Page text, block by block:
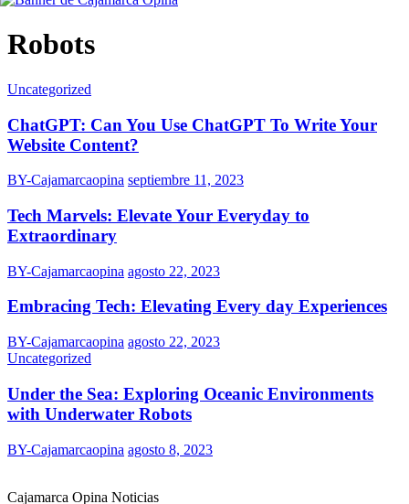
Robots
Uncategorized
ChatGPT: Can You Use ChatGPT To Write Your
Website Content?
BY-Cajamarcaopina septiembre 11, 2023
Tech Marvels: Elevate Your Everyday to
Extraordinary
BY-Cajamarcaopina agosto 22, 2023
Embracing Tech: Elevating Every day Experiences
BY-Cajamarcaopina agosto 22, 2023
Uncategorized
Under the Sea: Exploring Oceanic Environments
with Underwater Robots
BY-Cajamarcaopina agosto 8, 2023
Cajamarca Opina Noticias